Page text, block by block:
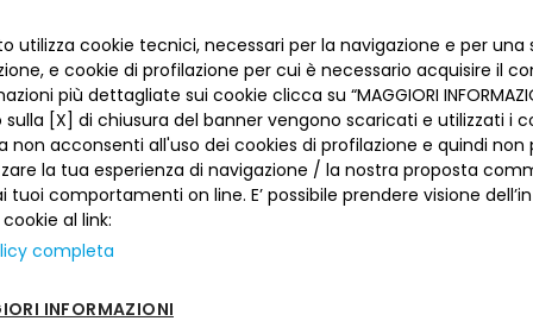
Dove siamo
Lavora con noi
Reclami
Numeri utili
INFORMAZIONI PER IL CLIENTE
Privacy
La tua scelta sui cookies
Informativa al pubblico
Sepa
Sicurezza
ACCESSIBILITÀ E APP
SEGUICI SUI SOCIAL
utilizza cookie tecnici, necessari per la navigazione e per una
e cookie di profilazione per cui è necessario acquisire il
più dettagliate sui cookie clicca su “MAGGIORI
[X] di chiusura del banner vengono scaricati e utilizzati i
non acconsenti all'uso dei cookies di profilazione e quindi non
la tua esperienza di navigazione / la nostra proposta
tuoi comportamenti on line. E’ possibile prendere visione
al link:
completa
INFORMAZIONI